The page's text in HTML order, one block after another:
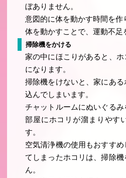
ぼありません。
意図的に体を動かす時間を作
体を動かすことで、運動不足
掃除機をかける
家の中にほこりがあると、
になります。
掃除機をけないと、家にあ
込んでしまいます。
チャットルームにぬいぐるみ
部屋にホコリが溜まりやす
す。
空気清浄機の使用もおすす
てしまったホコリは、掃除
ん。